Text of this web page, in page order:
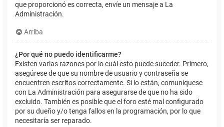
que proporcionó es correcta, envíe un mensaje a La
Administración.
Arriba
¿Por qué no puedo identificarme?
Existen varias razones por lo cuál esto puede suceder. Primero,
asegúrese de que su nombre de usuario y contraseña se
encuentren escritos correctamente. Si lo están, comuníquese
con La Administración para asegurarse de que no ha sido
excluido. También es posible que el foro esté mal configurado
por su dueño y/o tenga fallos en la programación, por lo que
necesitaría ser reparado.